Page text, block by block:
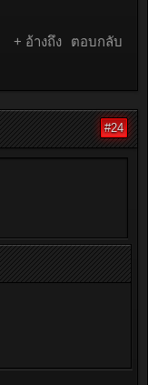
+ อ้างถึง ตอบกลับ
#24